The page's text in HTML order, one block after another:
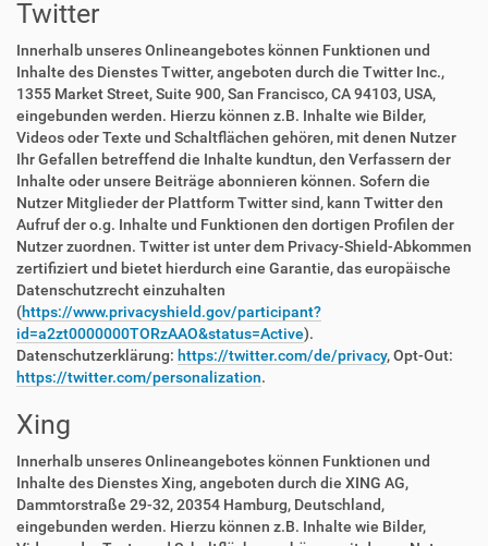
Twitter
Innerhalb unseres Onlineangebotes können Funktionen und
Inhalte des Dienstes Twitter, angeboten durch die Twitter Inc.,
1355 Market Street, Suite 900, San Francisco, CA 94103, USA,
eingebunden werden. Hierzu können z.B. Inhalte wie Bilder,
Videos oder Texte und Schaltflächen gehören, mit denen Nutzer
Ihr Gefallen betreffend die Inhalte kundtun, den Verfassern der
Inhalte oder unsere Beiträge abonnieren können. Sofern die
Nutzer Mitglieder der Plattform Twitter sind, kann Twitter den
Aufruf der o.g. Inhalte und Funktionen den dortigen Profilen der
Nutzer zuordnen. Twitter ist unter dem Privacy-Shield-Abkommen
zertifiziert und bietet hierdurch eine Garantie, das europäische
Datenschutzrecht einzuhalten
(https://www.privacyshield.gov/participant?
id=a2zt0000000TORzAAO&status=Active).
Datenschutzerklärung: https://twitter.com/de/privacy, Opt-Out:
https://twitter.com/personalization.
Xing
Innerhalb unseres Onlineangebotes können Funktionen und
Inhalte des Dienstes Xing, angeboten durch die XING AG,
Dammtorstraße 29-32, 20354 Hamburg, Deutschland,
eingebunden werden. Hierzu können z.B. Inhalte wie Bilder,